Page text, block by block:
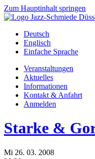
Zum Hauptinhalt springen
Deutsch
Englisch
Einfache Sprache
Veranstaltungen
Aktuelles
Informationen
Kontakt & Anfahrt
Anmelden
Starke &
Mi 26. 03. 2008